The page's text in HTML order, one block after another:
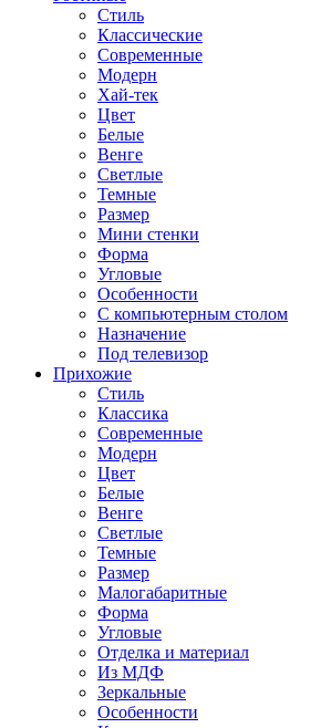
Стиль
Классические
Современные
Модерн
Хай-тек
Цвет
Белые
Венге
Светлые
Темные
Размер
Мини стенки
Форма
Угловые
Особенности
С компьютерным столом
Назначение
Под телевизор
Прихожие
Стиль
Классика
Современные
Модерн
Цвет
Белые
Венге
Светлые
Темные
Размер
Малогабаритные
Форма
Угловые
Отделка и материал
Из МДФ
Зеркальные
Особенности